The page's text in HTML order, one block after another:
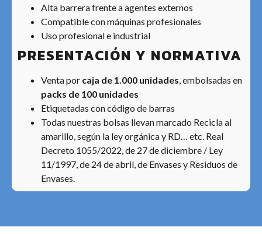
Alta barrera frente a agentes externos
Compatible con máquinas profesionales
Uso profesional e industrial
PRESENTACIÓN Y NORMATIVA
Venta por caja de 1.000 unidades, embolsadas en
packs de 100 unidades
Etiquetadas con código de barras
Todas nuestras bolsas llevan marcado Recicla al
amarillo, según la ley orgánica y RD… etc. Real
Decreto 1055/2022, de 27 de diciembre / Ley
11/1997, de 24 de abril, de Envases y Residuos de
Envases.